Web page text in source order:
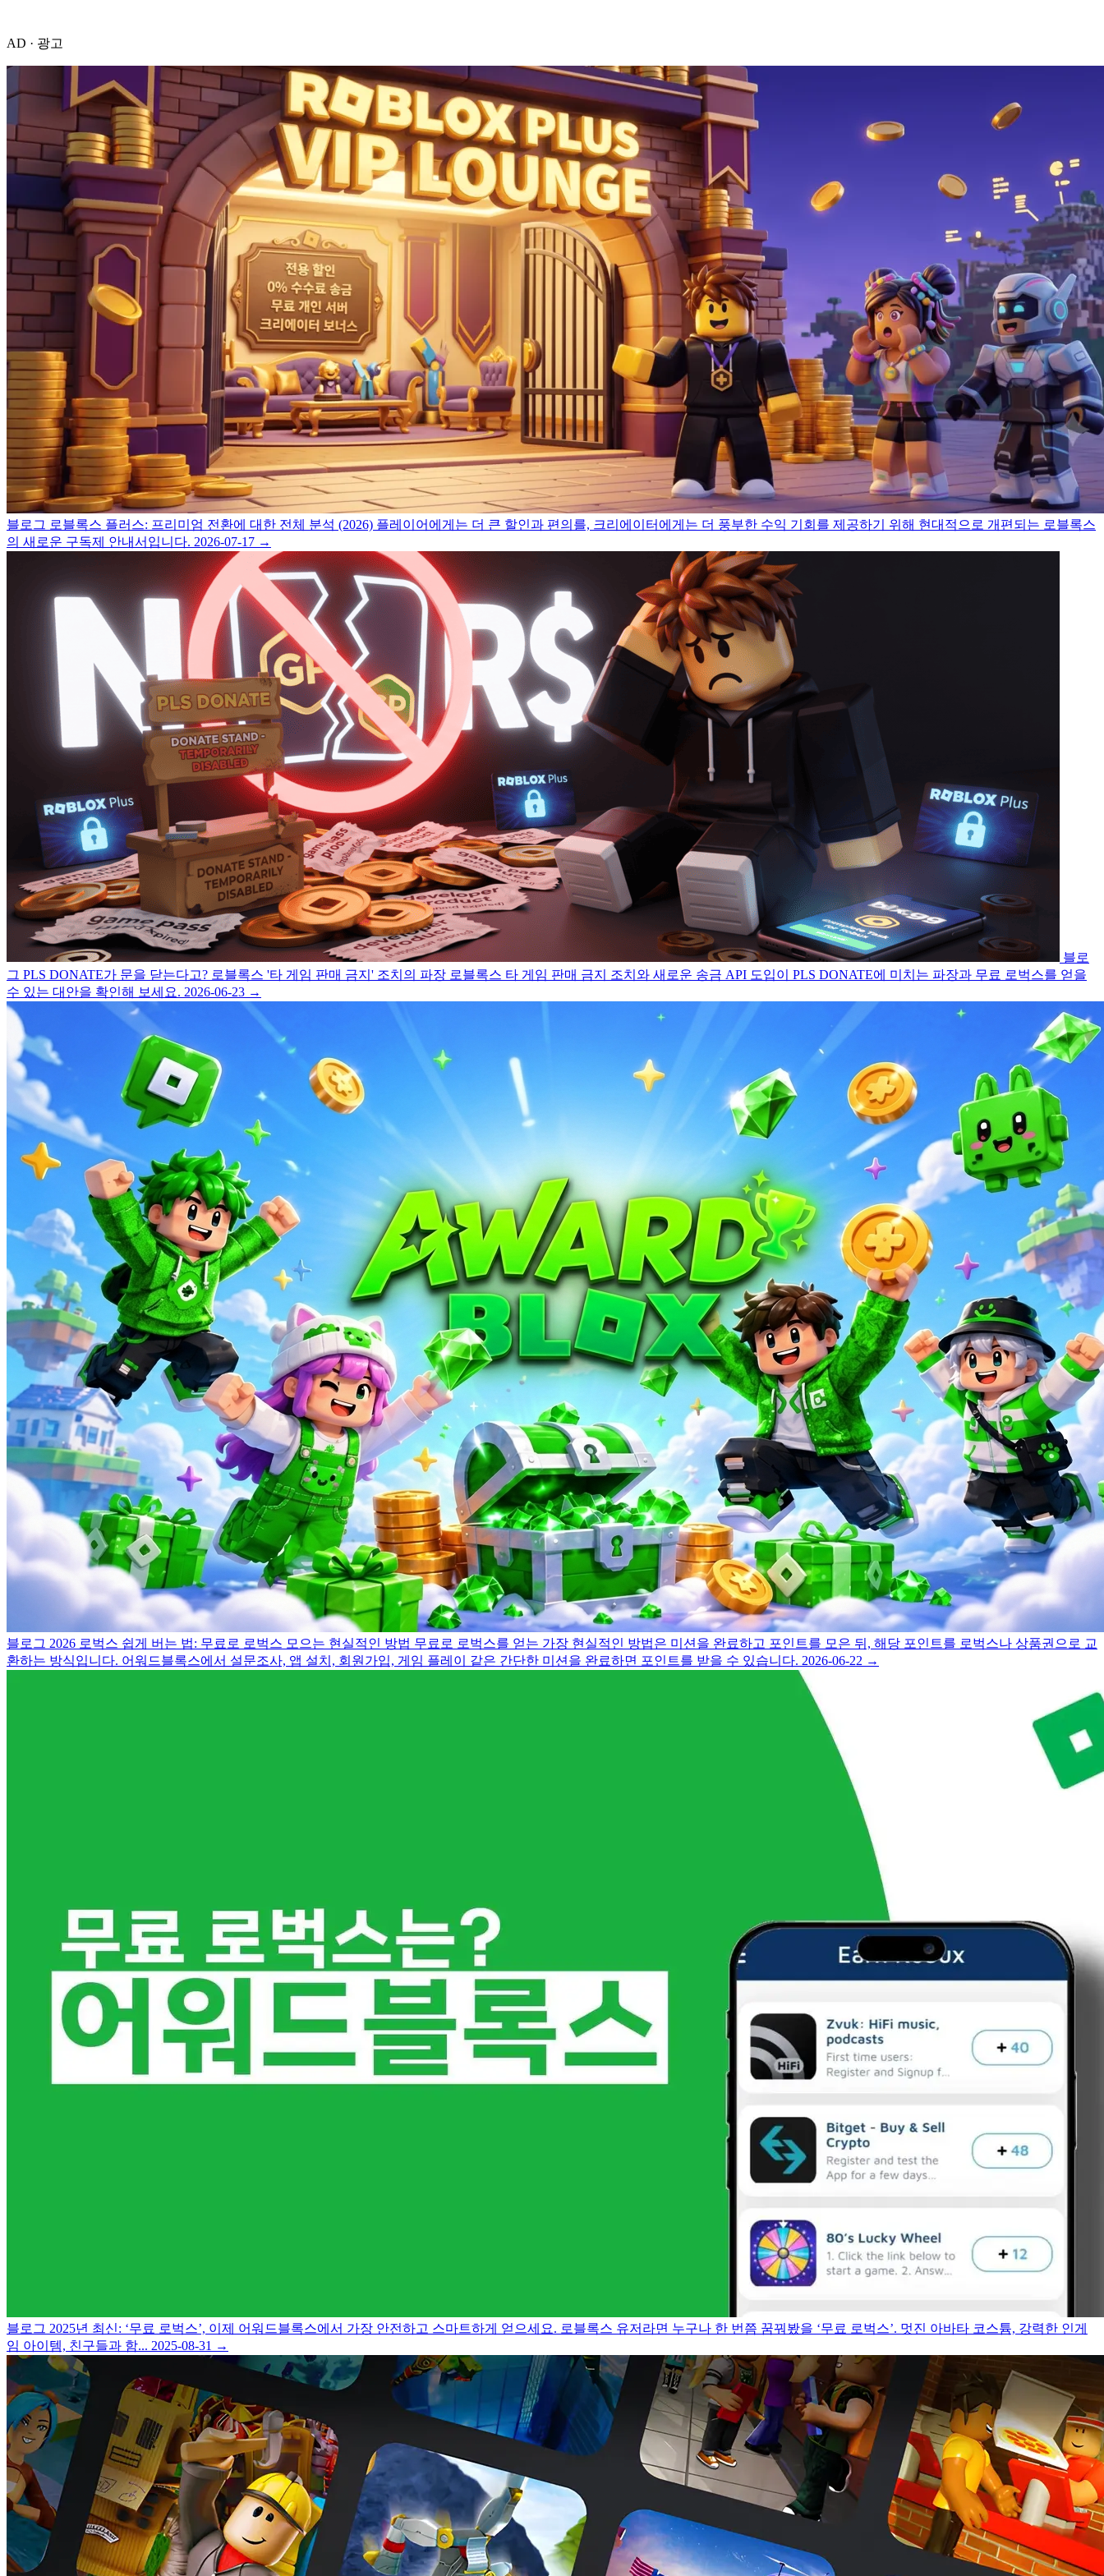
AD · 광고
블로그 로블록스 플러스: 프리미엄 전환에 대한 전체 분석 (2026) 플레이어에게는 더 큰 할인과 편의를, 크리에이터에게는 더 풍부한 수익 기회를 제공하기 위해 현대적으로 개편되는 로블록스
의 새로운 구독제 안내서입니다. 2026-07-17 →
블로
그 PLS DONATE가 문을 닫는다고? 로블록스 '타 게임 판매 금지' 조치의 파장 로블록스 타 게임 판매 금지 조치와 새로운 송금 API 도입이 PLS DONATE에 미치는 파장과 무료 로벅스를 얻을
수 있는 대안을 확인해 보세요. 2026-06-23 →
블로그 2026 로벅스 쉽게 버는 법: 무료로 로벅스 모으는 현실적인 방법 무료로 로벅스를 얻는 가장 현실적인 방법은 미션을 완료하고 포인트를 모은 뒤, 해당 포인트를 로벅스나 상품권으로 교
환하는 방식입니다. 어워드블록스에서 설문조사, 앱 설치, 회원가입, 게임 플레이 같은 간단한 미션을 완료하면 포인트를 받을 수 있습니다. 2026-06-22 →
블로그 2025년 최신: ‘무료 로벅스’, 이제 어워드블록스에서 가장 안전하고 스마트하게 얻으세요. 로블록스 유저라면 누구나 한 번쯤 꿈꿔봤을 ‘무료 로벅스’. 멋진 아바타 코스튬, 강력한 인게
임 아이템, 친구들과 함... 2025-08-31 →